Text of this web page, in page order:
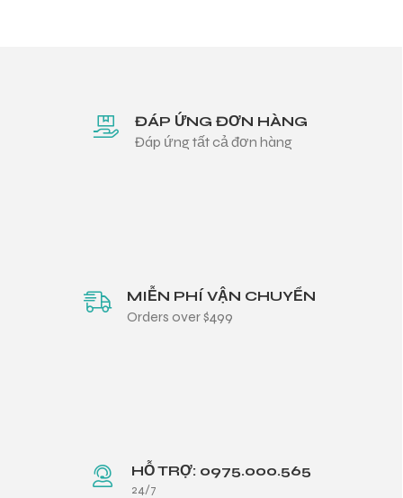
ĐÁP ỨNG ĐƠN HÀNG
Đáp ứng tất cả đơn hàng
MIỄN PHÍ VẬN CHUYỂN
Orders over $499
HỖ TRỢ: 0975.000.565
24/7